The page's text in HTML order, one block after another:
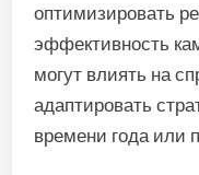
оптимизировать
эффективность
могут влиять на
адаптировать
времени года или